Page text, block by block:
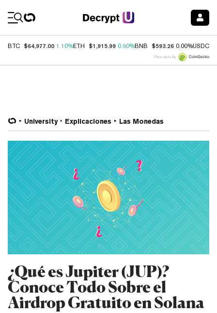
BTC $64,977.00 1.10%ETH $1,915.99 0.90%BNB $593.26 0.00%USDC
Price data by
University Explicaciones Las Monedas
¿Qué es Jupiter (JUP)?
Conoce Todo Sobre el
Airdrop Gratuito en Solana